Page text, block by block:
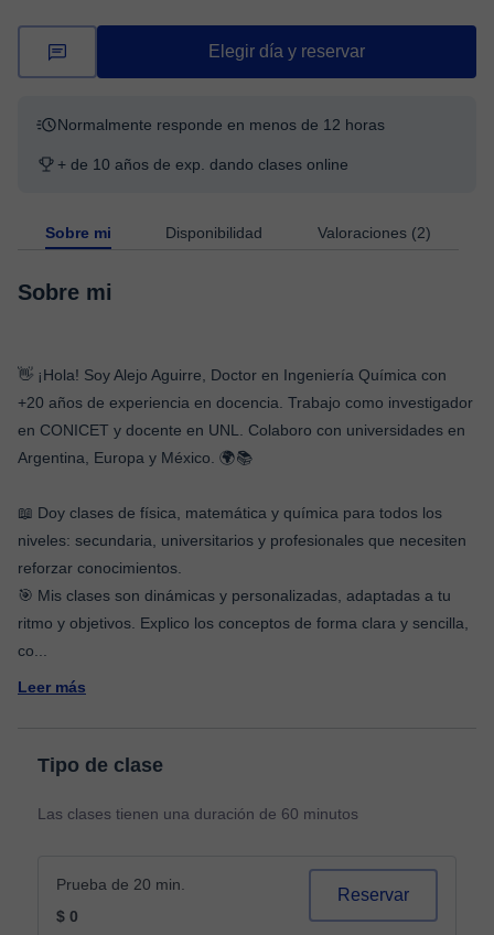
Elegir día y reservar
Normalmente responde en menos de 12 horas
+ de 10 años de exp. dando clases online
Sobre mi Disponibilidad Valoraciones (2)
Sobre mi
👋 ¡Hola! Soy Alejo Aguirre, Doctor en Ingeniería Química con
+20 años de experiencia en docencia. Trabajo como investigador
en CONICET y docente en UNL. Colaboro con universidades en
Argentina, Europa y México. 🌍📚
📖 Doy clases de física, matemática y química para todos los
niveles: secundaria, universitarios y profesionales que necesiten
reforzar conocimientos.
🎯 Mis clases son dinámicas y personalizadas, adaptadas a tu
ritmo y objetivos. Explico los conceptos de forma clara y sencilla,
co
Leer más
Tipo de clase
Las clases tienen una duración de 60 minutos
Prueba de 20 min.
$ 0
Reservar